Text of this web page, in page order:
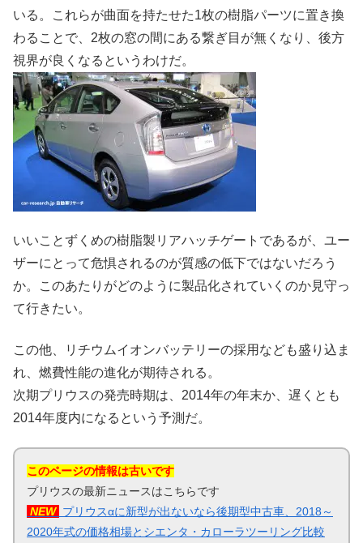
いる。これらが曲面を持たせた1枚の樹脂パーツに置き換
わることで、2枚の窓の間にある繋ぎ目が無くなり、後方
視界が良くなるというわけだ。
いいことずくめの樹脂製リアハッチゲートであるが、ユー
ザーにとって危惧されるのが質感の低下ではないだろう
か。このあたりがどのように製品化されていくのか見守っ
て行きたい。
この他、リチウムイオンバッテリーの採用なども盛り込ま
れ、燃費性能の進化が期待される。
次期プリウスの発売時期は、2014年の年末か、遅くとも
2014年度内になるという予測だ。
このページの情報は古いです
プリウスの最新ニュースはこちらです
NEW プリウスαに新型が出ないなら後期型中古車、2018～
2020年式の価格相場とシエンタ・カローラツーリング比較